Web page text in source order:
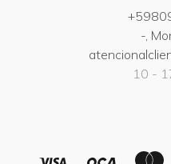
-,
10 -